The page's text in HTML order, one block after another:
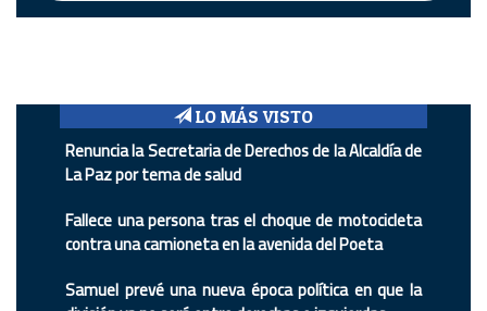
LO MÁS VISTO
Renuncia la Secretaria de Derechos de la Alcaldía de
La Paz por tema de salud
Fallece una persona tras el choque de motocicleta
contra una camioneta en la avenida del Poeta
Samuel prevé una nueva época política en que la